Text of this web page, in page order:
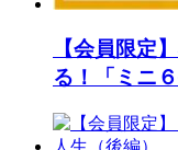
【会員限定
る！「ミニ